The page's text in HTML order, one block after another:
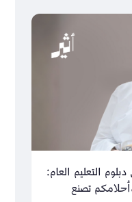
التعليم العام:
تصنع